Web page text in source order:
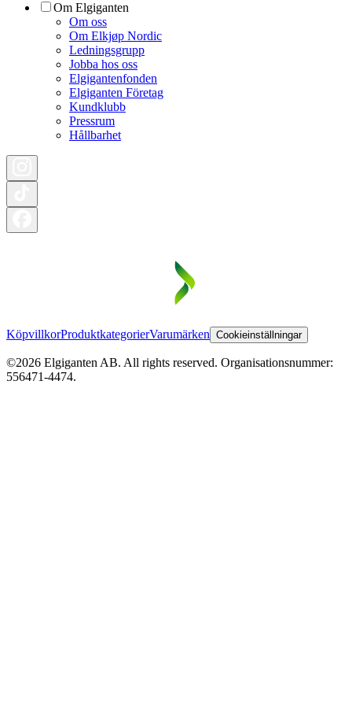
Om Elgiganten
Om oss
Om Elkjøp Nordic
Ledningsgrupp
Jobba hos oss
Elgigantenfonden
Elgiganten Företag
Kundklubb
Pressrum
Hållbarhet
KöpvillkorProduktkategorierVarumärken Cookieinställningar
©2026 Elgiganten AB. All rights reserved. Organisationsnummer:
556471-4474.